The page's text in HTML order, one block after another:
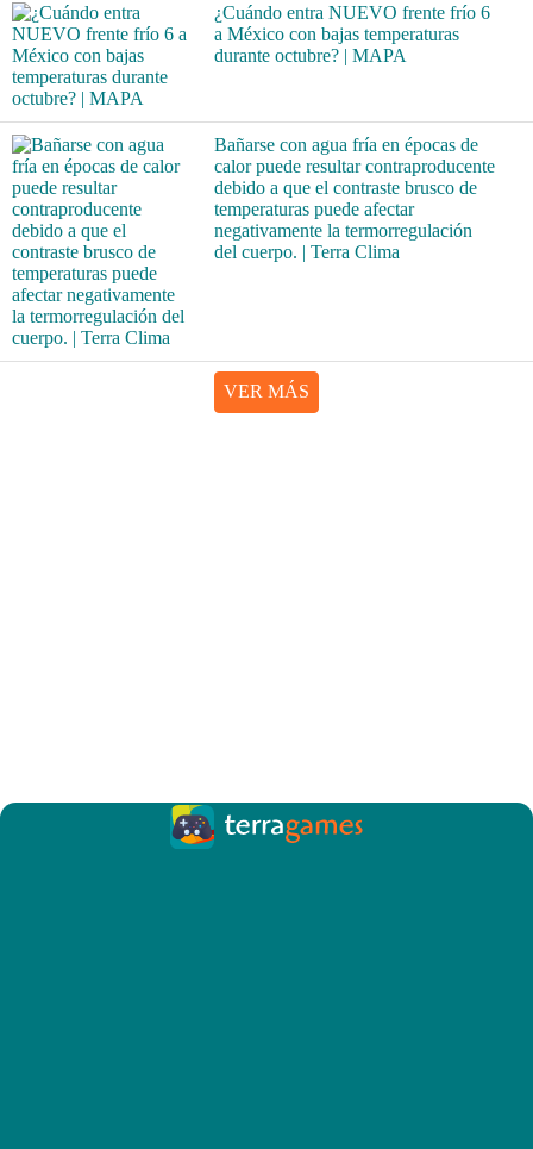
¿Cuándo entra NUEVO frente frío 6
a México con bajas temperaturas
durante octubre? | MAPA
Bañarse con agua fría en épocas de
calor puede resultar contraproducente
debido a que el contraste brusco de
temperaturas puede afectar
negativamente la termorregulación
del cuerpo. | Terra Clima
VER MÁS